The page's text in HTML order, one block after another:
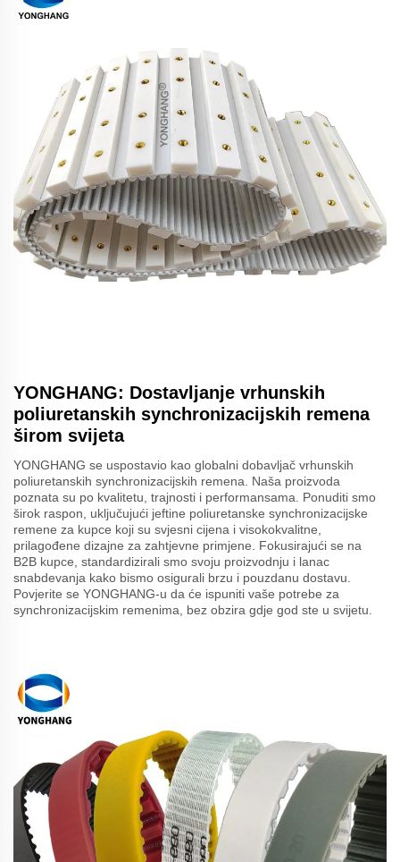
YONGHANG: Dostavljanje vrhunskih
poliuretanskih synchronizacijskih remena
širom svijeta
YONGHANG se uspostavio kao globalni dobavljač vrhunskih
poliuretanskih synchronizacijskih remena. Naša proizvoda
poznata su po kvalitetu, trajnosti i performansama. Ponuditi smo
širok raspon, uključujući jeftine poliuretanske synchronizacijske
remene za kupce koji su svjesni cijena i visokokvalitne,
prilagođene dizajne za zahtjevne primjene. Fokusirajući se na
B2B kupce, standardizirali smo svoju proizvodnju i lanac
snabdevanja kako bismo osigurali brzu i pouzdanu dostavu.
Povjerite se YONGHANG-u da će ispuniti vaše potrebe za
synchronizacijskim remenima, bez obzira gdje god ste u svijetu.